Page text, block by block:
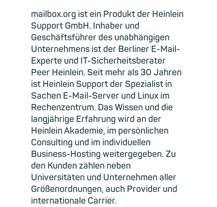
mailbox.org ist ein Produkt der Heinlein
Support GmbH. Inhaber und
Geschäftsführer des unabhängigen
Unternehmens ist der Berliner E-Mail-
Experte und IT-Sicherheitsberater
Peer Heinlein. Seit mehr als 30 Jahren
ist Heinlein Support der Spezialist in
Sachen E-Mail-Server und Linux im
Rechenzentrum. Das Wissen und die
langjährige Erfahrung wird an der
Heinlein Akademie, im persönlichen
Consulting und im individuellen
Business-Hosting weitergegeben. Zu
den Kunden zählen neben
Universitäten und Unternehmen aller
Größenordnungen, auch Provider und
internationale Carrier.